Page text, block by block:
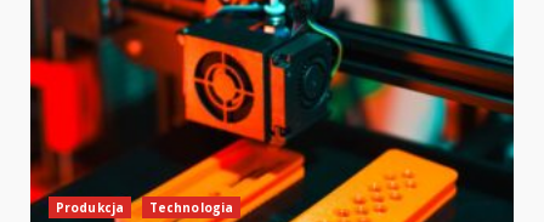
Produkcja Technologia